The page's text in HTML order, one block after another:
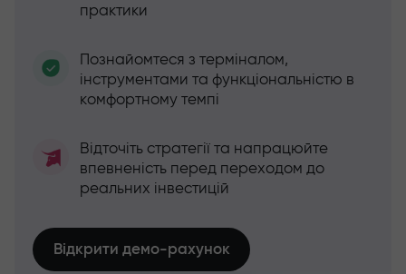
практики
Познайомтеся з терміналом,
інструментами та функціональністю в
комфортному темпі
Відточіть стратегії та напрацюйте
впевненість перед переходом до
реальних інвестицій
Відкрити демо-рахунок